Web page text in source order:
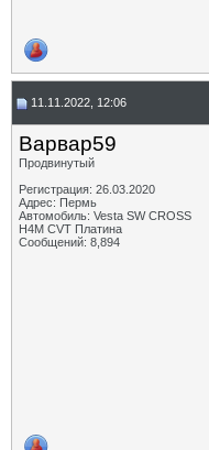
11.11.2022, 12:06
Варвар59
Продвинутый
Регистрация: 26.03.2020
Адрес: Пермь
Автомобиль: Vesta SW CROSS
H4M CVT Платина
Сообщений: 8,894